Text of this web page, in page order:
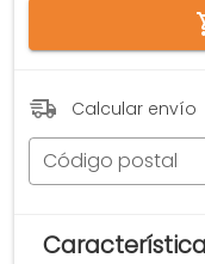
Calcular envío
Código postal